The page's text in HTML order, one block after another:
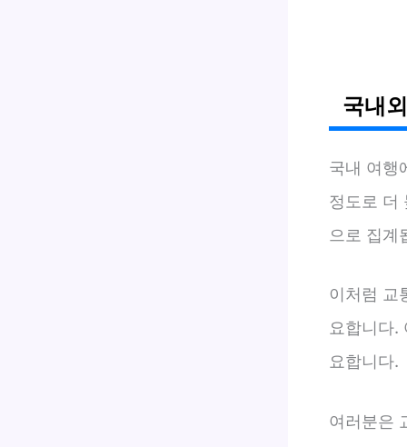
국내
국내 여행
정도로 더
으로 집계
이처럼 교
요합니다.
요합니다.
여러분은